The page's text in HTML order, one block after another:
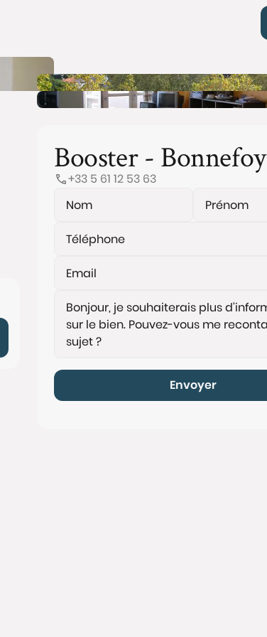
Booster - Bonnefoy
+33 5 61 12 53 63
Envoyer